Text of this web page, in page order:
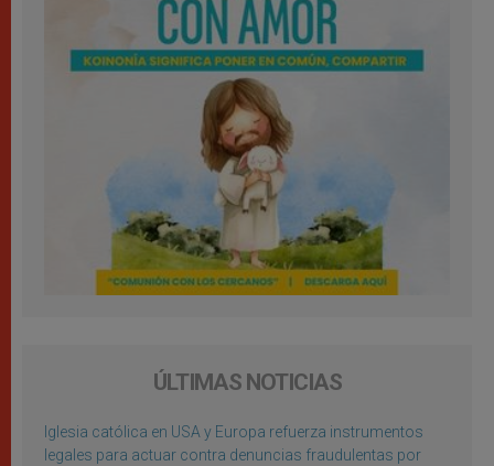
ÚLTIMAS NOTICIAS
Iglesia católica en USA y Europa refuerza instrumentos
legales para actuar contra denuncias fraudulentas por